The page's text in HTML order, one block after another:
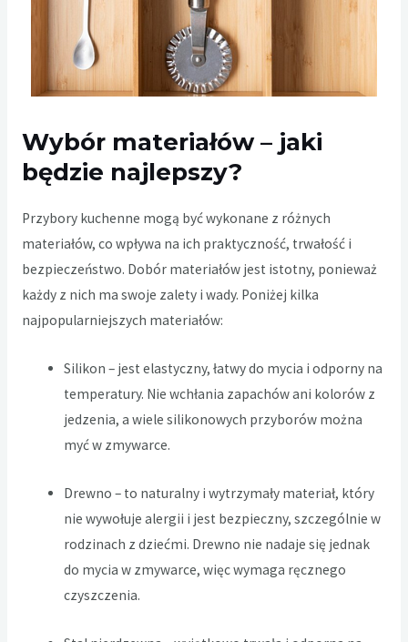
Wybór materiałów – jaki
będzie najlepszy?
Przybory kuchenne mogą być wykonane z różnych
materiałów, co wpływa na ich praktyczność, trwałość i
bezpieczeństwo. Dobór materiałów jest istotny, ponieważ
każdy z nich ma swoje zalety i wady. Poniżej kilka
najpopularniejszych materiałów:
Silikon – jest elastyczny, łatwy do mycia i odporny na
temperatury. Nie wchłania zapachów ani kolorów z
jedzenia, a wiele silikonowych przyborów można
myć w zmywarce.
Drewno – to naturalny i wytrzymały materiał, który
nie wywołuje alergii i jest bezpieczny, szczególnie w
rodzinach z dziećmi. Drewno nie nadaje się jednak
do mycia w zmywarce, więc wymaga ręcznego
czyszczenia.